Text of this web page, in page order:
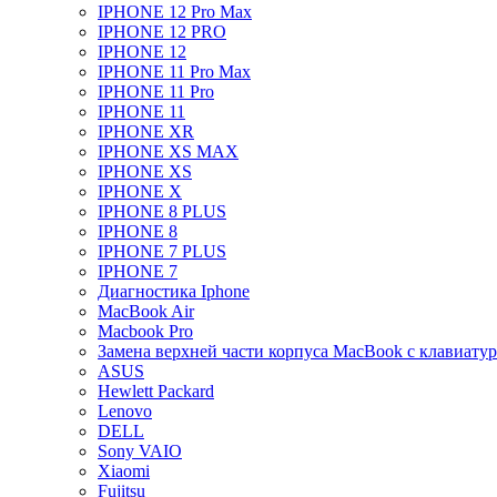
IPHONE 12 Pro Max
IPHONE 12 PRO
IPHONE 12
IPHONE 11 Pro Max
IPHONE 11 Pro
IPHONE 11
IPHONE XR
IPHONE XS MAX
IPHONE XS
IPHONE X
IPHONE 8 PLUS
IPHONE 8
IPHONE 7 PLUS
IPHONE 7
Диагностика Iphone
MacBook Air
Macbook Pro
Замена верхней части корпуса MacBook с
ASUS
Hewlett Packard
Lenovo
DELL
Sony VAIO
Xiaomi
Fujitsu